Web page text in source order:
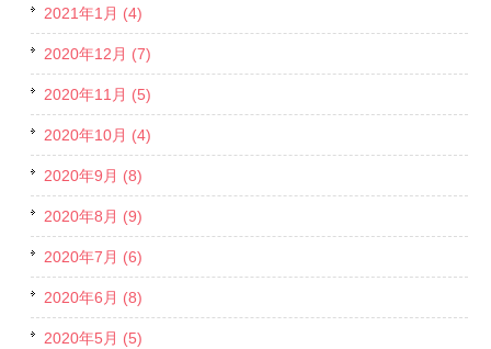
2021年1月 (4)
2020年12月 (7)
2020年11月 (5)
2020年10月 (4)
2020年9月 (8)
2020年8月 (9)
2020年7月 (6)
2020年6月 (8)
2020年5月 (5)